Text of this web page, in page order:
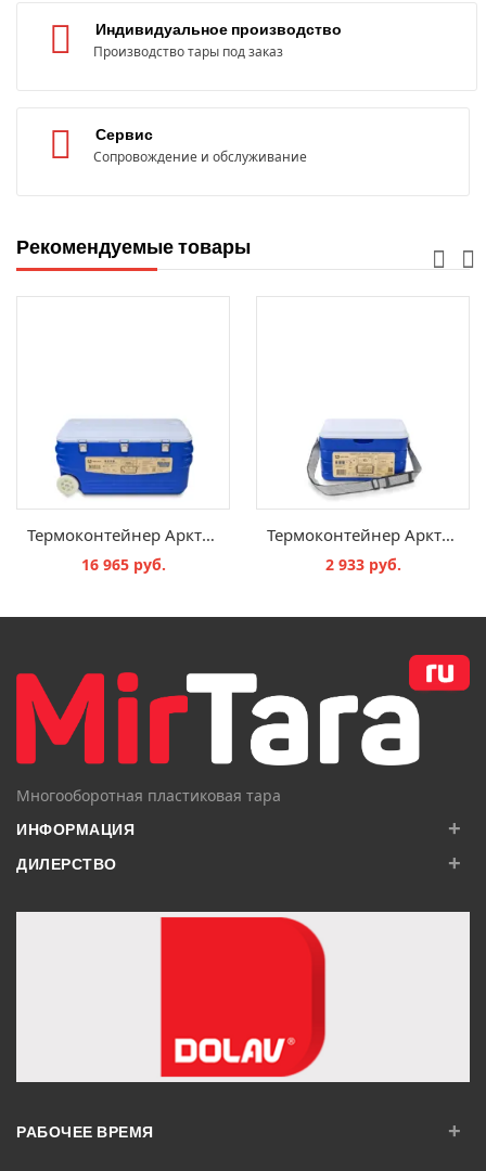
Индивидуальное производство
Производство тары под заказ
Сервис
Сопровождение и обслуживание
Рекомендуемые товары
Термоконтейнер Арктика 2000-100 синий - объем 100 л
16 965 руб.
Термоконтейнер Арктика 2000-10 синий - объем 10 л
2 933 руб.
Многооборотная пластиковая тара
ИНФОРМАЦИЯ +
ДИЛЕРСТВО +
РАБОЧЕЕ ВРЕМЯ +